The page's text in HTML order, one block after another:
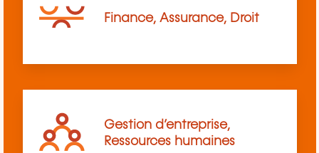
Finance, Assurance, Droit
Gestion d’entreprise,
Ressources humaines